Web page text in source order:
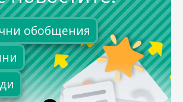
обобщения